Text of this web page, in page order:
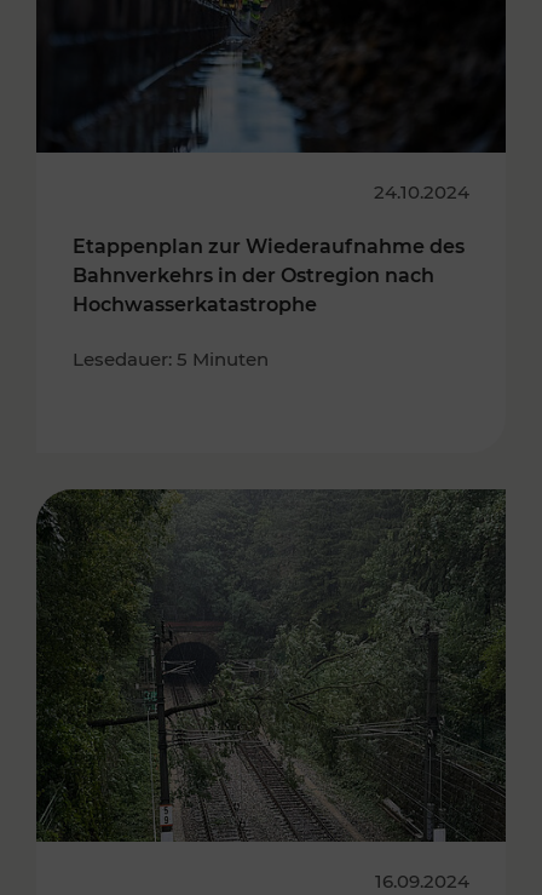
24.10.2024
Etappenplan zur Wiederaufnahme des
Bahnverkehrs in der Ostregion nach
Hochwasserkatastrophe
Lesedauer: 5 Minuten
16.09.2024